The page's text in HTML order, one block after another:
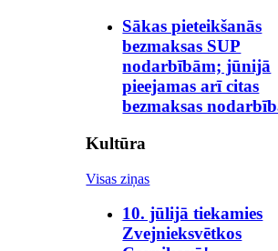
Sākas pieteikšanās
bezmaksas SUP
nodarbībām; jūnijā
pieejamas arī citas
bezmaksas
Kultūra
Visas ziņas
10. jūlijā tiekamies
Zvejnieksvētkos